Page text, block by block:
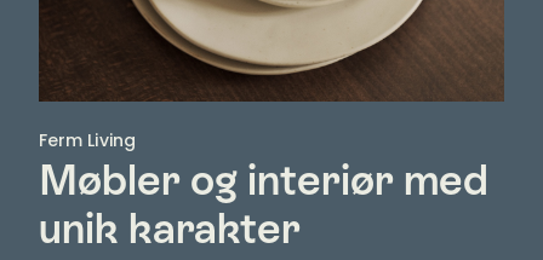
Ferm Living
Møbler og interiør med
unik karakter